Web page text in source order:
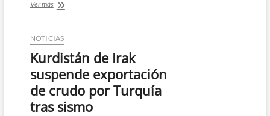
Ver másIrak
decadentes”
de
“youtubers”
“tiktokers”
NOTICIAS
Kurdistán de Irak
suspende exportación
de crudo por Turquía
tras sismo